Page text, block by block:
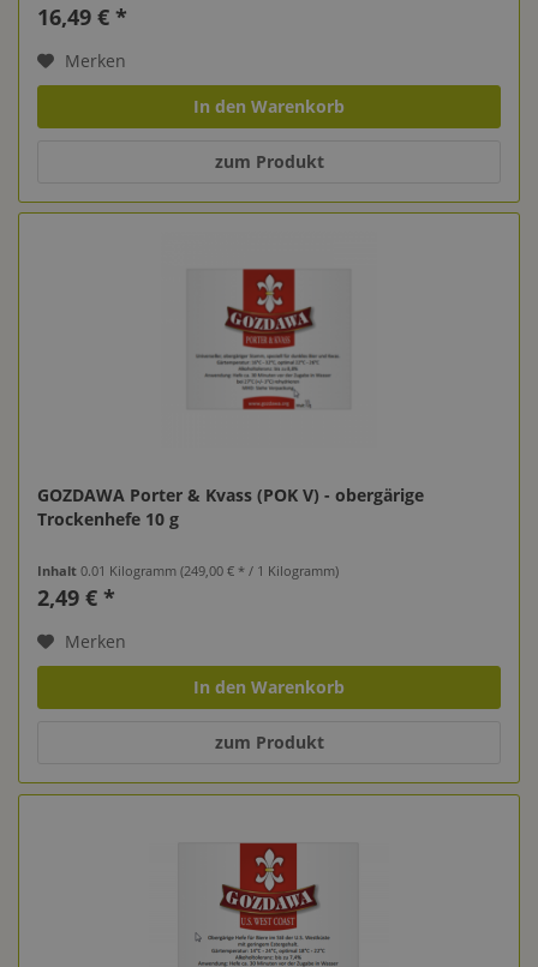
16,49 € *
Merken
In den Warenkorb
zum Produkt
GOZDAWA Porter & Kvass (POK V) - obergärige
Trockenhefe 10 g
Inhalt0.01 Kilogramm(249,00 € * / 1 Kilogramm)
2,49 € *
Merken
In den Warenkorb
zum Produkt